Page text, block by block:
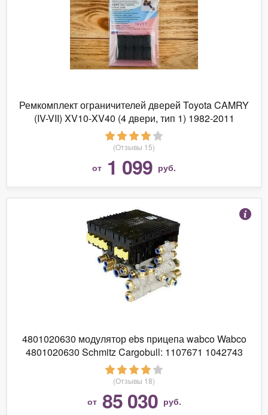
Ремкомплект ограничителей дверей Toyota CAMRY
(IV-VII) XV10-XV40 (4 двери, тип 1) 1982-2011
(Отзывы 15)
от 1 099 руб.
4801020630 модулятор ebs прицепа wabco Wabco
4801020630 Schmitz Cargobull: 1107671 1042743
(Отзывы 18)
от 85 030 руб.